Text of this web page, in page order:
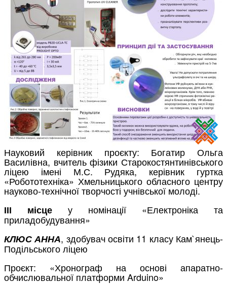
Науковий керівник проєкту: Богатир Ольга
Василівна, вчитель фізики Старокостянтинівського
ліцею імені М.С. Рудяка, керівник гуртка
«Робототехніка» Хмельницького обласного центру
науково-технічної творчості учнівської молоді.
ІІІ місце у номінації «Електроніка та
приладобудування»
КЛЮС АННА, здобувач освіти 11 класу Кам`янець-
Подільського ліцею
Проєкт: «Хронограф на основі апаратно-
обчислювальної платформи Arduino»